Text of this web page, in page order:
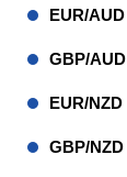
EUR/AUD
GBP/AUD
EUR/NZD
GBP/NZD